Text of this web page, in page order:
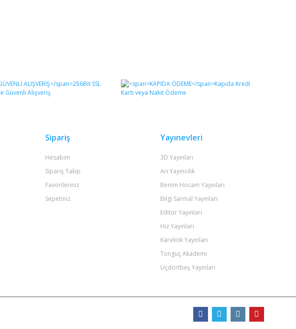
Sipariş
Hesabım
Sipariş Takip
Favorileriniz
Sepetiniz
Yayınevleri
3D Yayınları
Arı Yayıncılık
Benim Hocam Yayınları
Bilgi Sarmal Yayınları
Editör Yayınları
Hız Yayınları
Karekök Yayınları
Tonguç Akademi
Üçdörtbeş Yayınları